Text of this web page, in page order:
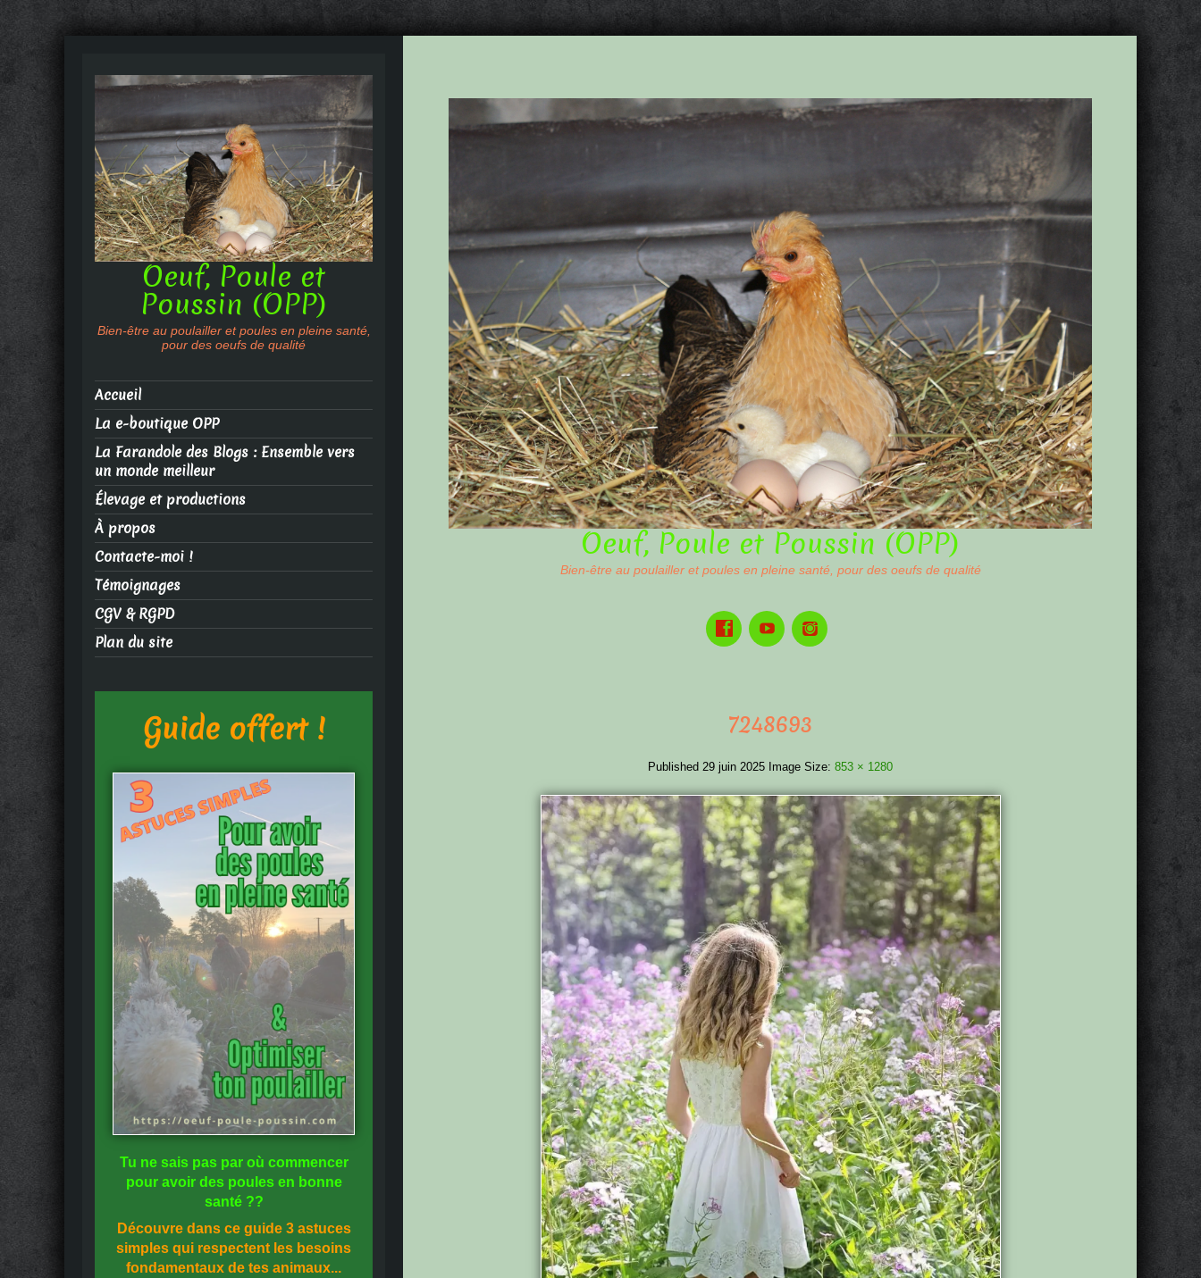
Oeuf, Poule et Poussin (OPP)
Bien-être au poulailler et poules en pleine santé, pour des oeufs de qualité
7248693
Published29 juin 2025 Image Size:853 × 1280
Oeuf, Poule et
Poussin (OPP)
Bien-être au poulailler et poules en pleine santé,
pour des oeufs de qualité
Accueil
La e-boutique OPP
La Farandole des Blogs : Ensemble vers
un monde meilleur
Élevage et productions
À propos
Contacte-moi !
Témoignages
CGV & RGPD
Plan du site
Guide offert !
Tu ne sais pas par où commencer
pour avoir des poules en bonne
santé??
Découvre dans ce guide 3 astuces
simples qui respectent les besoins
fondamentaux de tes animaux...